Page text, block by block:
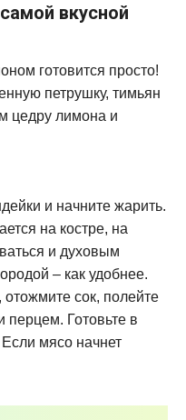
вкусной
готовится просто!
петрушку, тимьян
цедру лимона и
и начните жарить.
на костре, на
и духовым
– как удобнее.
сок, полейте
перцем. Готовьте в
мясо начнет